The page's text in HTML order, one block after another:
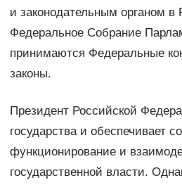
и законодательным органом в
Федеральное Собрание
принимаются Федеральные
законы.
Президент Российской
государства и обеспечивает
функционирование и
государственной власти.